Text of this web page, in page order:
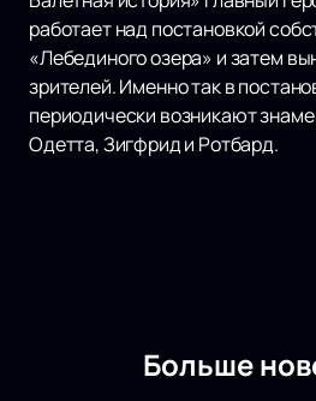
работает над постановкой
«Лебединого озера» и затем
зрителей. Именно так в
периодически возникают
Одетта, Зигфрид и Ротбард.
Больше